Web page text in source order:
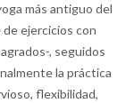
más antiguo del
ejercicios con
, seguidos
la práctica
flexibilidad,